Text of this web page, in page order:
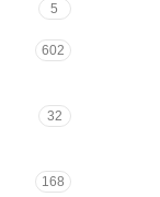
5
602
32
168